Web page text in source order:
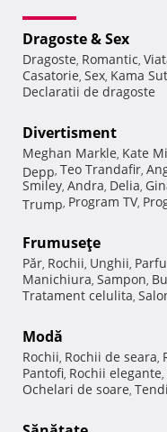
Dragoste & Sex
Dragoste, Romantic,
Casatorie, Sex, Kama
Declaratii de dragoste
Divertisment
Meghan Markle, Kate
Depp, Teo Trandafir,
Smiley, Andra, Delia,
Trump, Program TV,
Frumuseţe
Păr, Rochii, Unghii,
Manichiura, Sampon,
Tratament celulita,
Modă
Rochii, Rochii de seara,
Pantofi, Rochii elegante,
Ochelari de soare,